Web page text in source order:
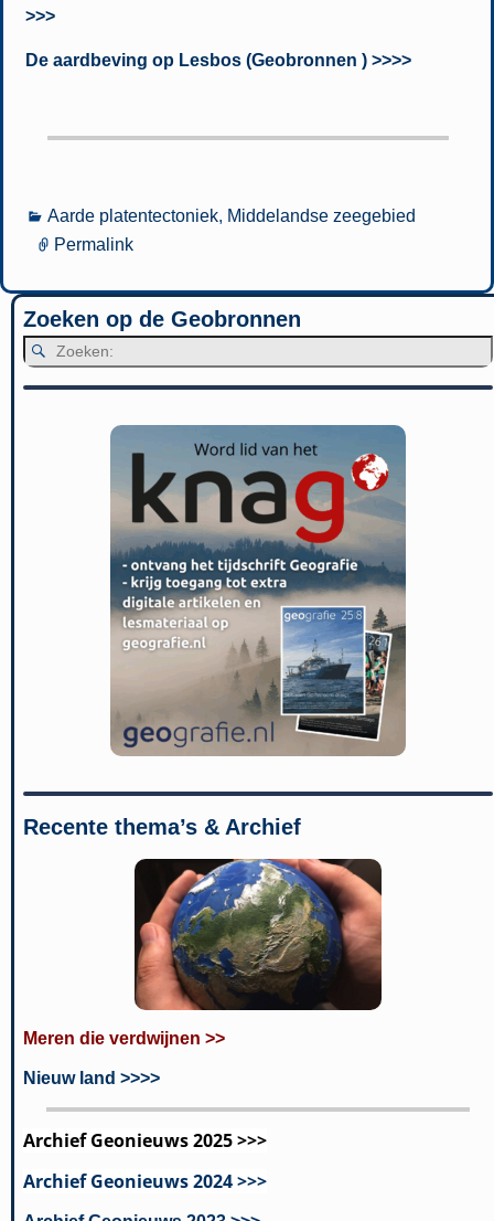
>>>
De aardbeving op Lesbos (Geobronnen ) >>>>
Aarde platentectoniek, Middelandse zeegebied
Permalink
Zoeken op de Geobronnen
Recente thema’s & Archief
Meren die verdwijnen >>
Nieuw land >>>>
Archief Geonieuws 2025 >>>
Archief Geonieuws 2024 >>>